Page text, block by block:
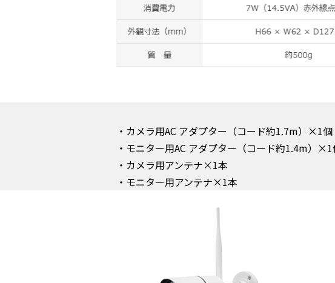
・カメラ用AC アダプター（コード約1.7m）×1個
・モニター用AC アダプター（コード約1.4m）
・カメラ用アンテナ×1本
・モニター用アンテナ×1本